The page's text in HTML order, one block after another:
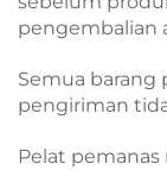
pengembalian
Semua barang
pengiriman
Pelat